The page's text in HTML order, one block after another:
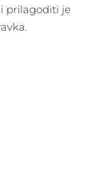
prilagoditi je